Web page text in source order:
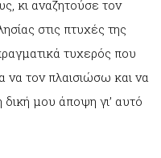
κι αναζητούσε τον
στις πτυχές της
τυχερός που
να τον πλαισιώσω και να
μου άποψη γι’ αυτό